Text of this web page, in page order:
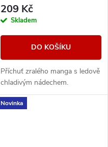
209 Kč
Skladem
DO KOŠÍKU
Příchuť zralého manga s ledově
chladivým nádechem.
Novinka